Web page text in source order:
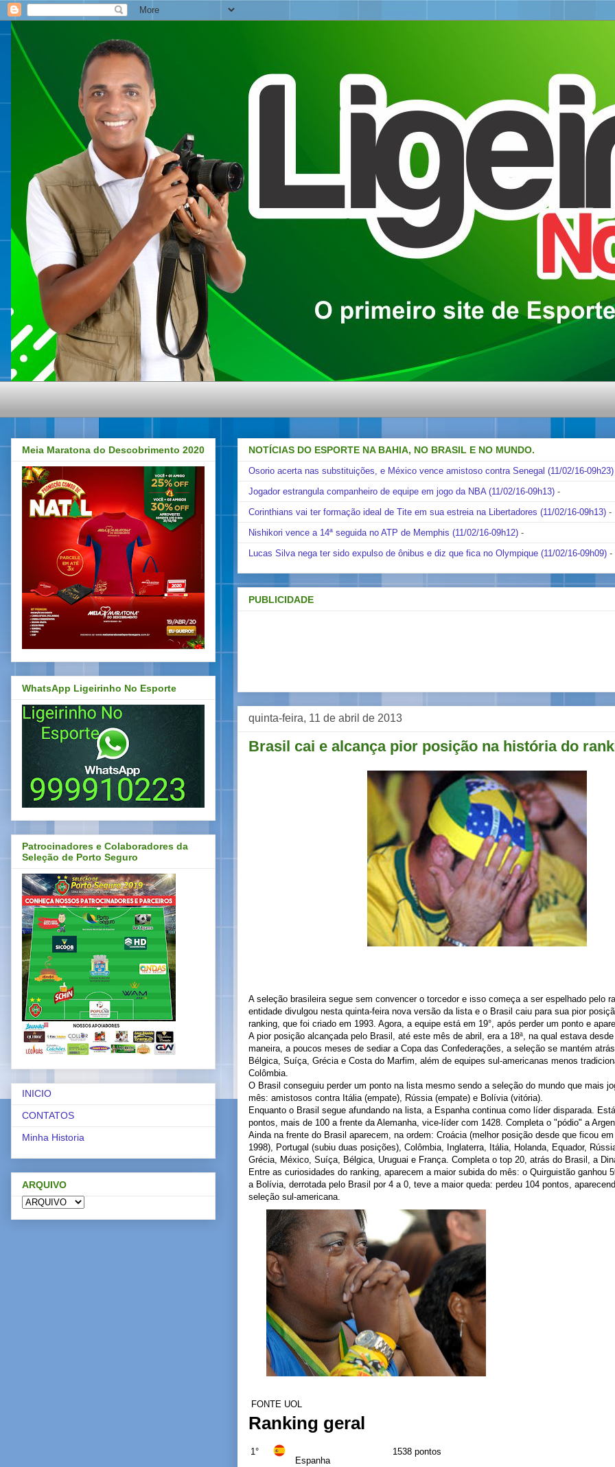
NOTÍCIAS DO ESPORTE NA BAHIA, NO BRASIL E NO MUNDO.
Osorio acerta nas substituições, e México vence amistoso contra Senegal (11/02/16-09h23)
Jogador estrangula companheiro de equipe em jogo da NBA (11/02/16-09h13) -
Corinthians vai ter formação ideal de Tite em sua estreia na Libertadores (11/02/16-09h13) -
Nishikori vence a 14ª seguida no ATP de Memphis (11/02/16-09h12) -
Lucas Silva nega ter sido expulso de ônibus e diz que fica no Olympique (11/02/16-09h09) -
PUBLICIDADE
quinta-feira, 11 de abril de 2013
Brasil cai e alcança pior posição na história do
A seleção brasileira segue sem convencer o torcedor e isso começa a ser espelhado pelo
entidade divulgou nesta quinta-feira nova versão da lista e o Brasil caiu para sua pior
ranking, que foi criado em 1993. Agora, a equipe está em 19°, após perder um ponto e
A pior posição alcançada pelo Brasil, até este mês de abril, era a 18ª , na qual estava
maneira, a poucos meses de sediar a Copa das Confederações, a seleção se mantém
Bélgica, Suíça, Grécia e Costa do Marfim, além de equipes sul-americanas menos
Colômbia.
O Brasil conseguiu perder um ponto na lista mesmo sendo a seleção do mundo que mais
mês: amistosos contra Itália (empate), Rússia (empate) e Bolívia (vitória).
Enquanto o Brasil segue afundando na lista, a Espanha continua como líder disparada.
pontos, mais de 100 a frente da Alemanha, vice-líder com 1428. Completa o "pódio" a
Ainda na frente do Brasil aparecem, na ordem: Croácia (melhor posição desde que ficou
1998), Portugal (subiu duas posições), Colômbia, Inglaterra, Itália, Holanda, Equador,
Grécia, México, Suíça, Bélgica, Uruguai e França. Completa o top 20, atrás do Brasil, a
Entre as curiosidades do ranking, aparecem a maior subida do mês: o Quirguistão ganhou
a Bolívia, derrotada pelo Brasil por 4 a 0, teve a maior queda: perdeu 104 pontos,
seleção sul-americana.
FONTE UOL
Ranking geral
1°
Espanha
1538 pontos
Meia Maratona do Descobrimento 2020
WhatsApp Ligeirinho No Esporte
Patrocinadores e Colaboradores da
Seleção de Porto Seguro
INICIO
CONTATOS
Minha Historia
ARQUIVO